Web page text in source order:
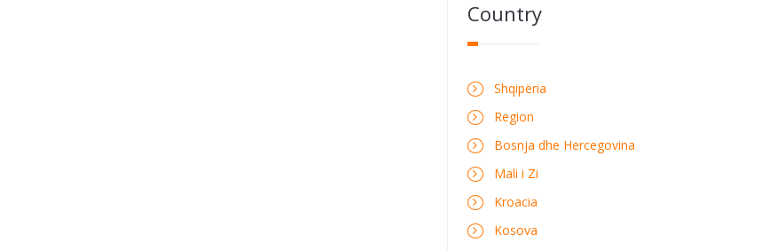
Country
Shqipëria
Region
Bosnja dhe Hercegovina
Mali i Zi
Kroacia
Kosova